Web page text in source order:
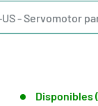
Disponibles